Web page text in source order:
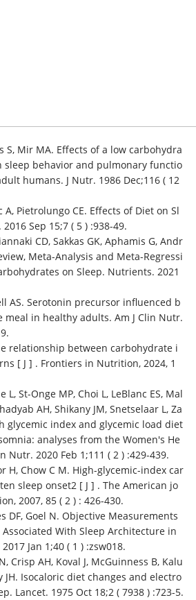
S, Mir MA. Effects of a low carbohydra
sleep behavior and pulmonary functio
humans. J Nutr. 1986 Dec;116 ( 12
A, Pietrolungo CE. Effects of Diet on Sl
Sep 15;7 ( 5 ) :938-49.
CD, Sakkas GK, Aphamis G, Andr
Meta-Analysis and Meta-Regressi
on Sleep. Nutrients. 2021
AS. Serotonin precursor influenced b
meal in healthy adults. Am J Clin Nutr.
relationship between carbohydrate i
[ J ] . Frontiers in Nutrition, 2024, 1
L, St-Onge MP, Choi L, LeBlanc ES, Mal
AH, Shikany JM, Snetselaar L, Za
glycemic index and glycemic load diet
analyses from the Women's He
Nutr. 2020 Feb 1;111 ( 2 ) :429-439.
H, Chow C M. High-glycemic-index car
sleep onset2 [ J ] . The American jo
2007, 85 ( 2 ) : 426-430.
DF, Goel N. Objective Measurements
With Sleep Architecture in
Jan 1;40 ( 1 ) :zsw018.
Crisp AH, Koval J, McGuinness B, Kalu
JH. Isocaloric diet changes and electro
Lancet. 1975 Oct 18;2 ( 7938 ) :723-5.